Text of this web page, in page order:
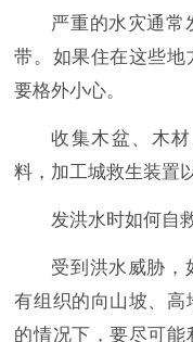
严重的水灾通常
带。如果住在这些地
要格外小心。
收集木盆、木
料，加工城救生装置
发洪水时如何自
受到洪水威胁，
有组织的向山坡、高
的情况下，要尽可能